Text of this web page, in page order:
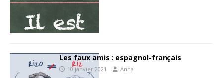
Les faux amis : espagnol-français
10 janvier 2021 Anna